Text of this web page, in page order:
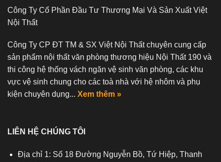
Công Ty Cổ Phần Đầu Tư Thương Mại Và Sản Xuất Việt
Nội Thất
Công Ty CP ĐT TM & SX Việt Nội Thất chuyên cung cấp
sản phẩm nội thất văn phòng thương hiệu Nội Thất 190 và
thi công hệ thống vách ngăn vệ sinh văn phòng, các khu
vực vệ sinh chung cho các toà nhà với hệ nhôm và phụ
kiện chuyên dụng... Xem thêm »
LIÊN HỆ CHÚNG TÔI
Địa chỉ 1: Số 18 Đường Nguyễn Bồ, Tứ Hiệp, Thanh